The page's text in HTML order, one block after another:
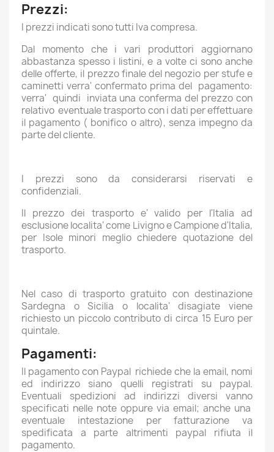
Prezzi:
I prezzi indicati sono tutti Iva compresa.
Dal momento che i vari produttori aggiornano
abbastanza spesso i listini, e a volte ci sono anche
delle offerte, il prezzo finale del negozio per stufe e
caminetti verra' confermato prima del pagamento:
verra' quindi inviata una conferma del prezzo con
relativo eventuale trasporto con i dati per effettuare
il pagamento ( bonifico o altro), senza impegno da
parte del cliente.
I prezzi sono da considerarsi riservati e
confidenziali.
Il prezzo dei trasporto e' valido per l'Italia ad
esclusione localita' come Livigno e Campione d'Italia,
per Isole minori meglio chiedere quotazione del
trasporto.
Nel caso di trasporto gratuito con destinazione
Sardegna o Sicilia o localita' disagiate viene
richiesto un piccolo contributo di circa 15 Euro per
quintale.
Pagamenti:
Il pagamento con Paypal richiede che la email, nomi
ed indirizzo siano quelli registrati su paypal.
Eventuali spedizioni ad indirizzi diversi vanno
specificati nelle note oppure via email; anche una
eventuale intestazione per fatturazione va
spedificata a parte altrimenti paypal rifiuta il
pagamento.